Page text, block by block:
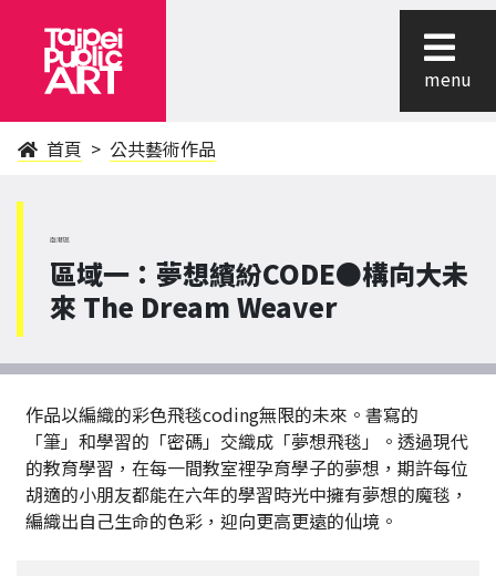
menu
首頁 公共藝術作品
南港區
區域一：夢想繽紛CODE●構向大未
來 The Dream Weaver
作品以編織的彩色飛毯coding無限的未來。書寫的
「筆」和學習的「密碼」交織成「夢想飛毯」。透過現代
的教育學習，在每一間教室裡孕育學子的夢想，期許每位
胡適的小朋友都能在六年的學習時光中擁有夢想的魔毯，
編織出自己生命的色彩，迎向更高更遠的仙境。